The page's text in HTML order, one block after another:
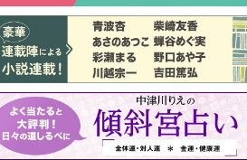
バックナンバー
注目トピ
義実家について、義弟が私へ怒りのLINE